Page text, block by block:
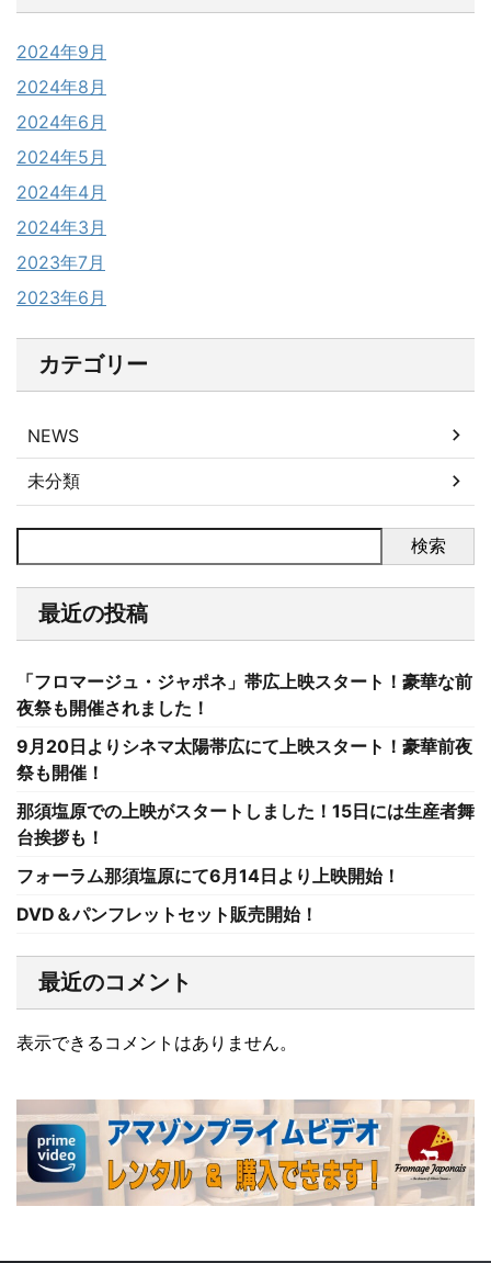
2024年9月
2024年8月
2024年6月
2024年5月
2024年4月
2024年3月
2023年7月
2023年6月
カテゴリー
NEWS
未分類
検索
最近の投稿
「フロマージュ・ジャポネ」帯広上映スタート！豪華な前
夜祭も開催されました！
9月20日よりシネマ太陽帯広にて上映スタート！豪華前夜
祭も開催！
那須塩原での上映がスタートしました！15日には生産者舞
台挨拶も！
フォーラム那須塩原にて6月14日より上映開始！
DVD＆パンフレットセット販売開始！
最近のコメント
表示できるコメントはありません。